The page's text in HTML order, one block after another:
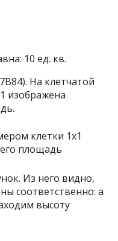
10 ед. кв.
На клетчатой
изображена
Из него видно,
соответственно: a
высоту